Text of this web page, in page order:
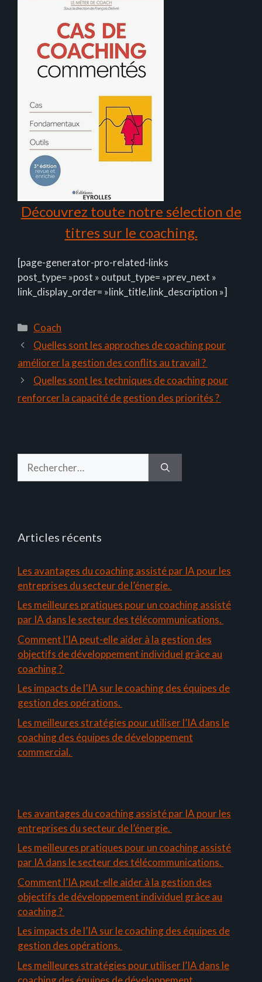
Découvrez toute notre sélection de
titres sur le coaching.
[page-generator-pro-related-links
post_type= »post » output_type= »prev_next »
link_display_order= »link_title,link_description »]
Catégories
Coach
Quelles sont les approches de coaching pour
améliorer la gestion des conflits au travail ?
Quelles sont les techniques de coaching pour
renforcer la capacité de gestion des priorités ?
Articles récents
Les avantages du coaching assisté par IA pour les
entreprises du secteur de l’énergie.
Les meilleures pratiques pour un coaching assisté
par IA dans le secteur des télécommunications.
Comment l’IA peut-elle aider à la gestion des
objectifs de développement individuel grâce au
coaching ?
Les impacts de l’IA sur le coaching des équipes de
gestion des opérations.
Les meilleures stratégies pour utiliser l’IA dans le
coaching des équipes de développement
commercial.
Les avantages du coaching assisté par IA pour les
entreprises du secteur de l’énergie.
Les meilleures pratiques pour un coaching assisté
par IA dans le secteur des télécommunications.
Comment l’IA peut-elle aider à la gestion des
objectifs de développement individuel grâce au
coaching ?
Les impacts de l’IA sur le coaching des équipes de
gestion des opérations.
Les meilleures stratégies pour utiliser l’IA dans le